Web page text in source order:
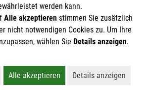
e.V. ist als eingetragene
von der Körperschaft- und
werden kann.
Alle akzeptierenstimmen Sie zusätzlich
nicht notwendigen Cookies zu. Um Ihre
wählen Sie Details anzeigen.
nicht-essentiellen Cookies ab
Alle akzeptieren
Akzeptiert alle Cookies
Details anzeigen